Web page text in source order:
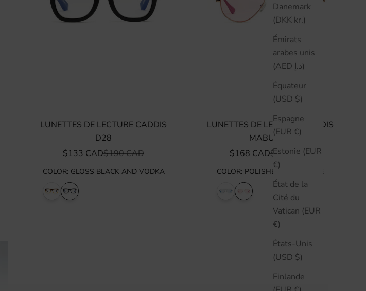
Danemark
(DKK kr.)
Émirats
arabes unis
(AED د.إ)
Équateur
(USD $)
Espagne
(EUR €)
Estonie (EUR
€)
État de la
Cité du
Vatican (EUR
€)
États-Unis
(USD $)
Finlande
LUNETTES DE LECTURE CADDIS
D28
PRIX DE VENTE
$133 CADPRIX NORMAL
$190 CAD
COLOR: GLOSS BLACK AND VODKA
LUNETTES DE LECTURE CADDIS
MABUHAY
PRIX DE VENTE
$168 CADPRIX NORMAL
$240 CAD
COLOR: POLISHED GOLD ROSE